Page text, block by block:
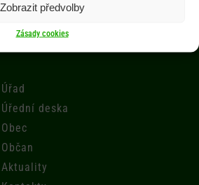
Zobrazit předvolby
Zásady cookies
Úřad
Úřední deska
Obec
Občan
Aktuality